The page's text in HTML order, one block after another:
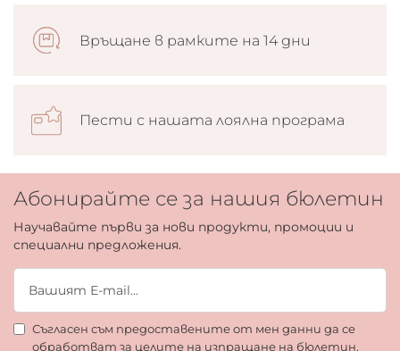
Връщане в рамките на 14 дни
Пести с нашата лоялна програма
Абонирайте се за нашия бюлетин
Научавайте първи за нови продукти, промоции и
специални предложения.
Съгласен съм предоставените от мен данни да се
обработват за целите на изпращане на бюлетин.